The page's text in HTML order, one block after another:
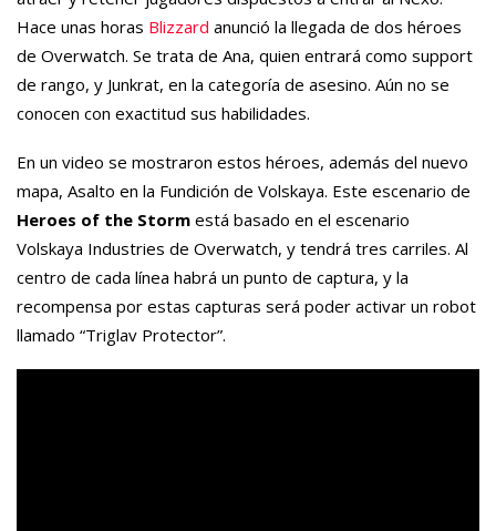
Hace unas horas Blizzard anunció la llegada de dos héroes
de Overwatch. Se trata de Ana, quien entrará como support
de rango, y Junkrat, en la categoría de asesino. Aún no se
conocen con exactitud sus habilidades.
En un video se mostraron estos héroes, además del nuevo
mapa, Asalto en la Fundición de Volskaya. Este escenario de
Heroes of the Storm está basado en el escenario
Volskaya Industries de Overwatch, y tendrá tres carriles. Al
centro de cada línea habrá un punto de captura, y la
recompensa por estas capturas será poder activar un robot
llamado “Triglav Protector”.